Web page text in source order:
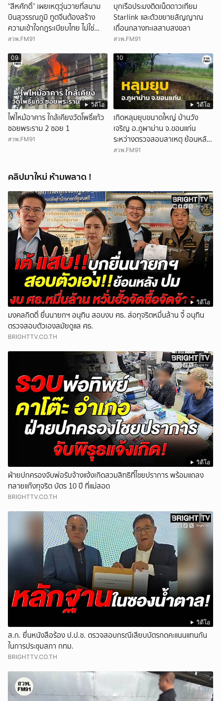
“สีหศักดิ์” เผยเหตุวุ่นวายที่สนาม
บินสุวรรณภูมิ ทูตจีนต้องสร้าง
ความเข้าใจกฎระเบียบไทย ไม่ใช่
ปกป้องฝ่ายจีนเพียงอย่างเดียว
สวพ.FM91
บุกเรือประมงติดเน็ตดาวเทียม
Starlink และตัวขยายสัญญาณ
เถื่อนกลางทะเลสาบสงขลา
สวพ.FM91
วิดีโอ
09
ไฟไหม้อาคาร ใกล้เคียงวัดโพธิ์แก้ว
ซอยพระราม 2 ซอย 1
สวพ.FM91
วิดีโอ
10
เกิดหลุมยุบขนาดใหญ่ บ้านวัง
เจริญ อ.ภูผาม่าน จ.ขอนแก่น
ระหว่างตรวจสอบสาเหตุ ย้อนหลัง
ปี 2568 พบเคยพบหลุมยุบมาแล้ว
สวพ.FM91
คลิปมาใหม่ ห้ามพลาด !
วิดีโอ
มงคลกิตติ์ ยื่นนายกฯ อนุทิน สอบงบ ศธ. ส่อทุจริตหมื่นล้าน จี้ อนุทิน
ตรวจสอบตัวเองสมัยดูแล ศธ.
BRIGHTTV.CO.TH
วิดีโอ
ฝ่ายปกครองจับพ่อรับจ้างแจ้งเกิดสวมสิทธิที่ไชยปราการ พร้อมแถลง
ทลายแก๊งทุจริต บัตร 10 ปี ที่แม่สอด
BRIGHTTV.CO.TH
วิดีโอ
ส.ก. ยื่นหนังสือร้อง ป.ป.ช. ตรวจสอบกรณีเสียบบัตรกดคะแนนแทนกัน
ในการประชุมสภา กทม.
BRIGHTTV.CO.TH